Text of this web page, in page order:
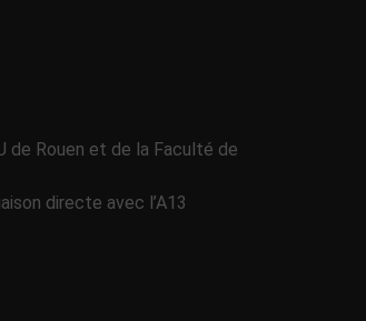
de Rouen et de la Faculté de
directe avec l’A13